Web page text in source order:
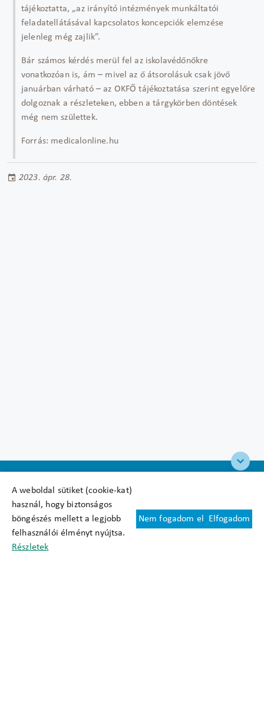
A weboldal sütiket (cookie-kat)
használ, hogy biztonságos
böngészés mellett a legjobb
felhasználói élményt nyújtsa.
Részletek
Nem fogadom el Elfogadom
tájékoztatta, „az irányító intézmények munkáltatói
feladatellátásával kapcsolatos koncepciók elemzése
jelenleg még zajlik”.
Bár számos kérdés merül fel az iskolavédőnőkre
vonatkozóan is, ám – mivel az ő átsorolásuk csak jövő
januárban várható – az OKFŐ tájékoztatása szerint egyelőre
dolgoznak a részleteken, ebben a tárgykörben döntések
még nem születtek.
Forrás: medicalonline.hu
2023. ápr. 28.
Felhasználási feltételek